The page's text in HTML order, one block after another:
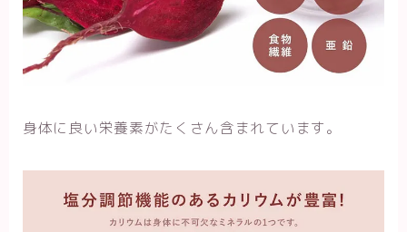
身体に良い栄養素がたくさん含まれています。